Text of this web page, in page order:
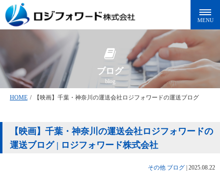
ブログ
blog
HOME / 【映画】千葉・神奈川の運送会社ロジフォワードの運送ブログ
【映画】千葉・神奈川の運送会社ロジフォワードの
運送ブログ | ロジフォワード株式会社
その他 ブログ 2025.08.22